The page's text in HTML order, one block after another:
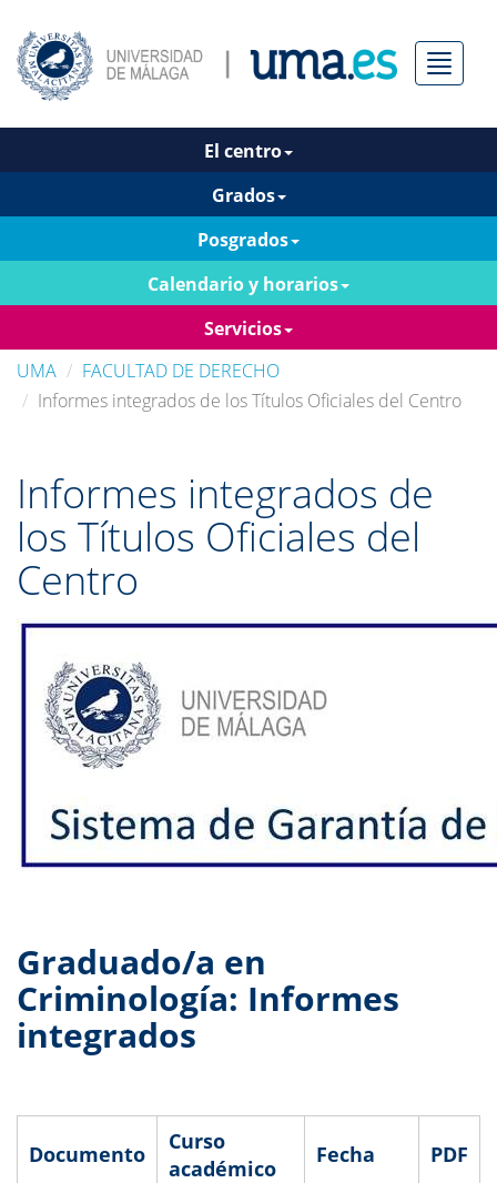
Menú
El centro
Grados
Posgrados
Calendario y horarios
Servicios
UMA
FACULTAD DE DERECHO
Informes integrados de los Títulos Oficiales del Centro
Informes integrados de
los Títulos Oficiales del
Centro
Graduado/a en
Criminología: Informes
integrados
Documento
Curso
académico
Fecha PDF